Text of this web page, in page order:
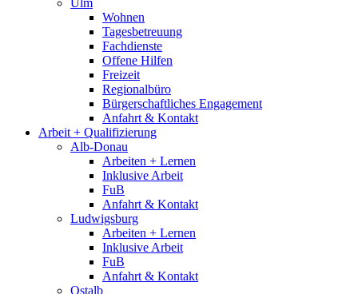
Wohnen
Tagesbetreuung
Fachdienste
Offene Hilfen
Freizeit
Regionalbüro
Bürgerschaftliches Engagement
Anfahrt & Kontakt
Arbeit + Qualifizierung
Alb-Donau
Arbeiten + Lernen
Inklusive Arbeit
FuB
Anfahrt & Kontakt
Ludwigsburg
Arbeiten + Lernen
Inklusive Arbeit
FuB
Anfahrt & Kontakt
Ostalb